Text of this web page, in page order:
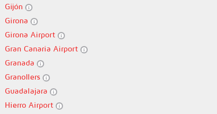
Gijón
Girona
Girona Airport
Gran Canaria Airport
Granada
Granollers
Guadalajara
Hierro Airport